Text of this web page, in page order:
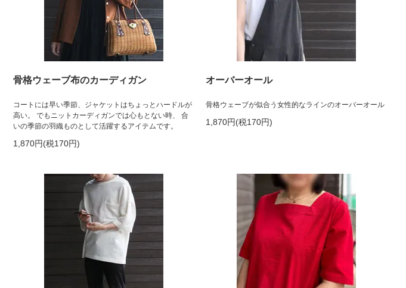
骨格ウェーブ布のカーディガン
コートには早い季節、ジャケットはちょっとハードルが
高い。 でもニットカーディガンでは心もとない時、 合
いの季節の羽織ものとして活躍するアイテムです。
1,870円(税170円)
オーバーオール
骨格ウェーブが似合う女性的なラインのオーバーオール
1,870円(税170円)